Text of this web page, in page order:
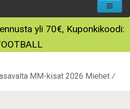
yli 70€, Kuponkikoodi:
MM-kisat 2026 Miehet